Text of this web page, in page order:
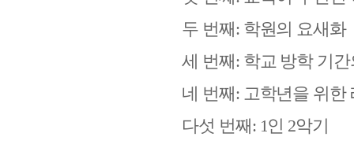
두 번째: 학원의 요새화
세 번째: 학교 방학 기
네 번째: 고학년을 위한
다섯 번째: 1인 2악기